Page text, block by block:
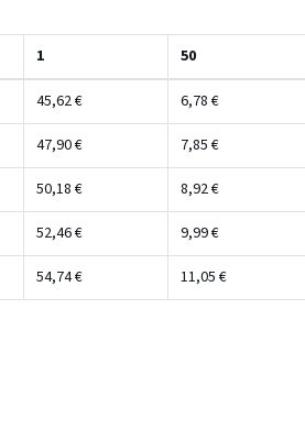
1 50
45,62 € 6,78 €
47,90 € 7,85 €
50,18 € 8,92 €
52,46 € 9,99 €
54,74 € 11,05 €